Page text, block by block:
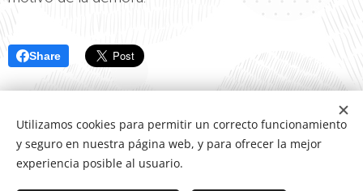
Share
Letrada Iskra Rodriguez, colegiada número 3174 del Ilustre
Utilizamos cookies para permitir un correcto funcionamiento
y seguro en nuestra página web, y para ofrecer la mejor
experiencia posible al usuario.